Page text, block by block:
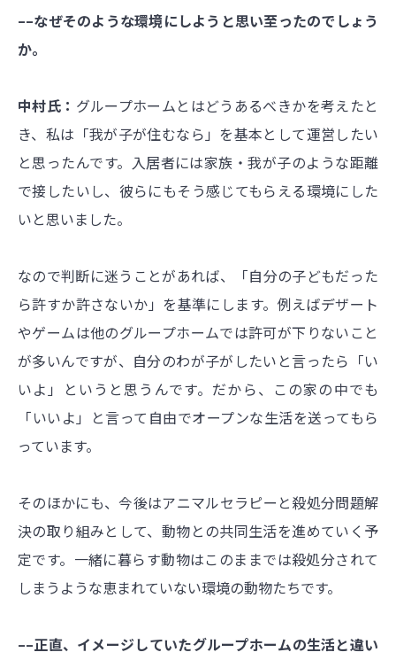
––なぜそのような環境にしようと思い至ったのでしょう
か。
中村氏： グループホームとはどうあるべきかを考えたと
き、私は「我が子が住むなら」を基本として運営したい
と思ったんです。入居者には家族・我が子のような距離
で接したいし、彼らにもそう感じてもらえる環境にした
いと思いました。
なので判断に迷うことがあれば、「自分の子どもだった
ら許すか許さないか」を基準にします。例えばデザート
やゲームは他のグループホームでは許可が下りないこと
が多いんですが、自分のわが子がしたいと言ったら「い
いよ」というと思うんです。だから、この家の中でも
「いいよ」と言って自由でオープンな生活を送ってもら
っています。
そのほかにも、今後はアニマルセラピーと殺処分問題解
決の取り組みとして、動物との共同生活を進めていく予
定です。一緒に暮らす動物はこのままでは殺処分されて
しまうような恵まれていない環境の動物たちです。
––正直、イメージしていたグループホームの生活と違い